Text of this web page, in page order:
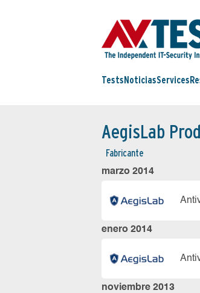
Tests NoticiasServices
AegisLab
Fabricante
marzo 2014
enero 2014
noviembre 2013